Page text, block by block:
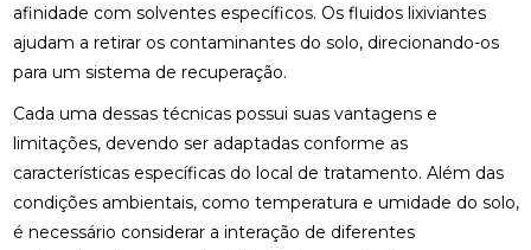
afinidade com solventes específicos. Os fluidos lixiviantes
ajudam a retirar os contaminantes do solo, direcionando-os
para um sistema de recuperação.
Cada uma dessas técnicas possui suas vantagens e
limitações, devendo ser adaptadas conforme as
características específicas do local de tratamento. Além das
condições ambientais, como temperatura e umidade do solo,
é necessário considerar a interação de diferentes